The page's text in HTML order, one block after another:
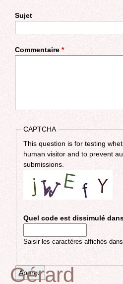
Sujet
Commentaire *
CAPTCHA
This question is for testing
human visitor and to prevent
submissions.
Quel code est dissimulé
Saisir les caractères affichés
Gérard